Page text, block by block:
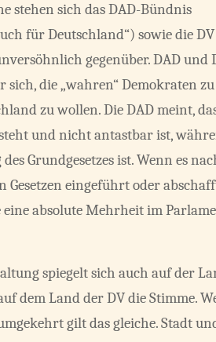
stehen sich das DAD-Bündnis
für Deutschland“) sowie die DV
gegenüber. DAD und
die „wahren“ Demokraten
zu wollen. Die DAD meint,
und nicht antastbar ist,
Grundgesetzes ist. Wenn es
Gesetzen eingeführt oder
absolute Mehrheit im
spiegelt sich auch auf der
dem Land der DV die Stimme.
gilt das gleiche. Stadt